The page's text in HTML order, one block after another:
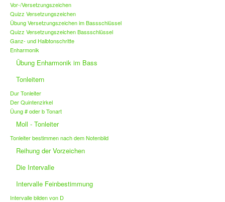
Vor-/Versetzungszeichen
Quizz Versetzungszeichen
Übung Versetzungszeichen im Bassschlüssel
Quizz Versetzungszeichen Bassschlüssel
Ganz- und Halbtonschritte
Enharmonik
Übung Enharmonik im Bass
Tonleitern
Dur Tonleiter
Der Quintenzirkel
Üung # oder b Tonart
Moll - Tonleiter
Tonleiter bestimmen nach dem Notenbild
Reihung der Vorzeichen
Die Intervalle
Intervalle Feinbestimmung
Intervalle bilden von D